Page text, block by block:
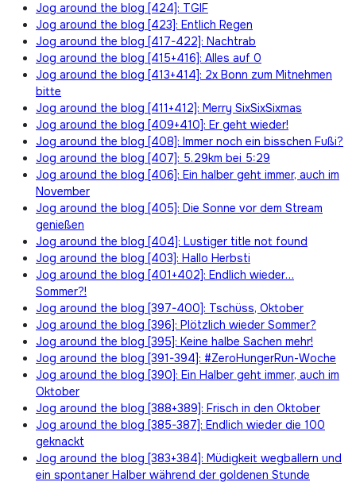
Jog around the blog [424]: TGIF
Jog around the blog [423]: Entlich Regen
Jog around the blog [417-422]: Nachtrab
Jog around the blog [415+416]: Alles auf 0
Jog around the blog [413+414]: 2x Bonn zum Mitnehmen
bitte
Jog around the blog [411+412]: Merry SixSixSixmas
Jog around the blog [409+410]: Er geht wieder!
Jog around the blog [408]: Immer noch ein bisschen Fußi?
Jog around the blog [407]: 5.29km bei 5:29
Jog around the blog [406]: Ein halber geht immer, auch im
November
Jog around the blog [405]: Die Sonne vor dem Stream
genießen
Jog around the blog [404]: Lustiger title not found
Jog around the blog [403]: Hallo Herbsti
Jog around the blog [401+402]: Endlich wieder…
Sommer?!
Jog around the blog [397-400]: Tschüss, Oktober
Jog around the blog [396]: Plötzlich wieder Sommer?
Jog around the blog [395]: Keine halbe Sachen mehr!
Jog around the blog [391-394]: #ZeroHungerRun-Woche
Jog around the blog [390]: Ein Halber geht immer, auch im
Oktober
Jog around the blog [388+389]: Frisch in den Oktober
Jog around the blog [385-387]: Endlich wieder die 100
geknackt
Jog around the blog [383+384]: Müdigkeit wegballern und
ein spontaner Halber während der goldenen Stunde